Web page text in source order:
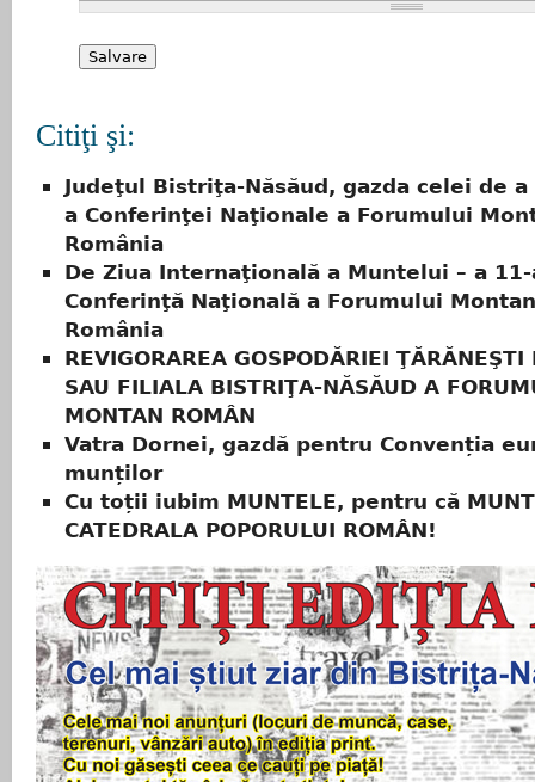
Citiţi şi:
Judeţul Bistriţa-Năsăud, gazda celei de
a Conferinţei Naţionale a Forumului
România
De Ziua Internaţională a Muntelui – a 11-
Conferinţă Naţională a Forumului
România
REVIGORAREA GOSPODĂRIEI ŢĂRĂNEŞTI
SAU FILIALA BISTRIŢA-NĂSĂUD A
MONTAN ROMÂN
Vatra Dornei, gazdă pentru Convenția
munților
Cu toții iubim MUNTELE, pentru că
CATEDRALA POPORULUI ROMÂN!